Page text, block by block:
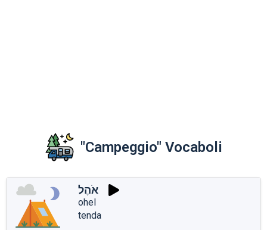
"Campeggio" Vocaboli
אֹהֶל
ohel
tenda